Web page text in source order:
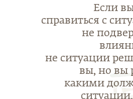
Если
справиться с
не
не ситуации
вы, но вы
какими